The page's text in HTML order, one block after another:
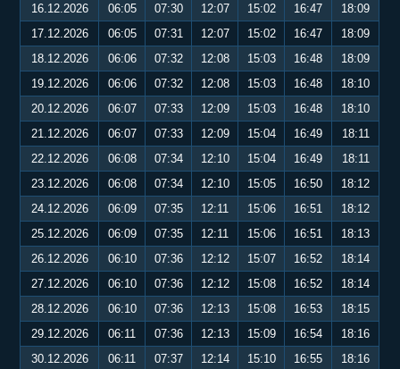
16.12.2026
06:05 07:30 12:07 15:02 16:47
18:09
17.12.2026
06:05 07:31 12:07 15:02 16:47
18:09
18.12.2026
06:06 07:32 12:08 15:03 16:48
18:09
19.12.2026
06:06 07:32 12:08 15:03 16:48
18:10
20.12.2026
06:07 07:33 12:09 15:03 16:48
18:10
21.12.2026
06:07 07:33 12:09 15:04 16:49
18:11
22.12.2026
06:08 07:34 12:10 15:04 16:49
18:11
23.12.2026
06:08 07:34 12:10 15:05 16:50
18:12
24.12.2026
06:09 07:35 12:11 15:06 16:51
18:12
25.12.2026
06:09 07:35 12:11 15:06 16:51
18:13
26.12.2026
06:10 07:36 12:12 15:07 16:52
18:14
27.12.2026
06:10 07:36 12:12 15:08 16:52
18:14
28.12.2026
06:10 07:36 12:13 15:08 16:53
18:15
29.12.2026
06:11 07:36 12:13 15:09 16:54
18:16
30.12.2026
06:11 07:37 12:14 15:10 16:55
18:16